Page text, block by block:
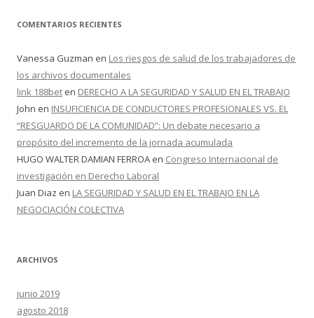
COMENTARIOS RECIENTES
Vanessa Guzman en Los riesgos de salud de los trabajadores de
los archivos documentales
link 188bet en DERECHO A LA SEGURIDAD Y SALUD EN EL TRABAJO
John en INSUFICIENCIA DE CONDUCTORES PROFESIONALES VS. EL
“RESGUARDO DE LA COMUNIDAD”: Un debate necesario a
propósito del incremento de la jornada acumulada
HUGO WALTER DAMIAN FERROA en Congreso Internacional de
investigación en Derecho Laboral
Juan Diaz en LA SEGURIDAD Y SALUD EN EL TRABAJO EN LA
NEGOCIACIÓN COLECTIVA
ARCHIVOS
junio 2019
agosto 2018